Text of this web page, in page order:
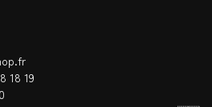
18 19